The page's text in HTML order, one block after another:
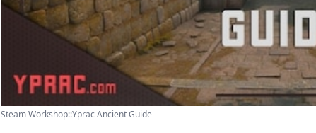
Steam Workshop::Yprac Ancient Guide